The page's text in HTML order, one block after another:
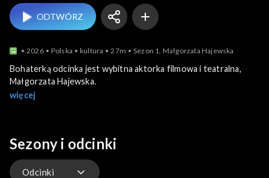
ODTWÓRZ
2026 Polska kultura 27m Sezon 1, Małgorzata Hajewska
Bohaterką odcinka jest wybitna aktorka filmowa i teatralna,
Małgorzata Hajewska.
więcej
Sezony i odcinki
Odcinki